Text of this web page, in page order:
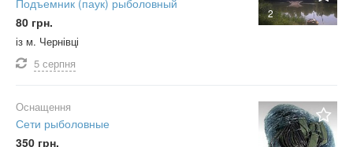
2
80 грн.
із м. Чернівці
5 серпня
Оснащення
Сети рыболовные
350 грн.